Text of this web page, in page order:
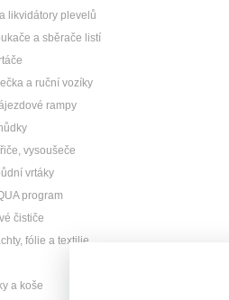
likvidátory plevelů
a sběrače listí
a ruční vozíky
rampy
vysoušeče
vrtáky
program
čističe
fólie a textilie
a koše